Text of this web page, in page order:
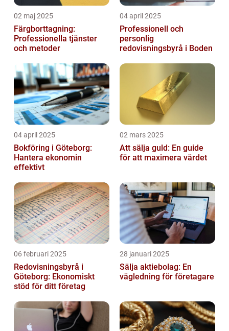
02 maj 2025
Färgborttagning:
Professionella tjänster
och metoder
04 april 2025
Professionell och
personlig
redovisningsbyrå i Boden
04 april 2025
Bokföring i Göteborg:
Hantera ekonomin
effektivt
02 mars 2025
Att sälja guld: En guide
för att maximera värdet
06 februari 2025
Redovisningsbyrå i
Göteborg: Ekonomiskt
stöd för ditt företag
28 januari 2025
Sälja aktiebolag: En
vägledning för företagare